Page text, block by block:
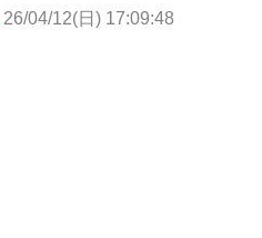
26/04/12(日) 17:09:48